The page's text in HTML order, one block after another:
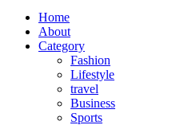
Home
About
Category
Fashion
Lifestyle
travel
Business
Sports